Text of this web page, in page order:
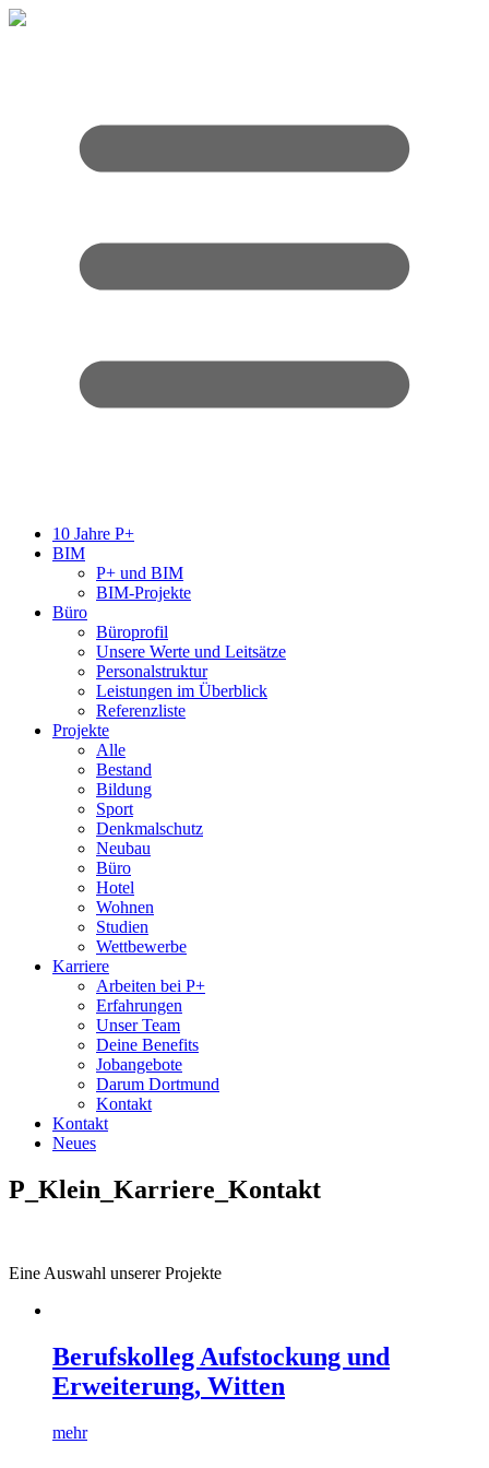
10 Jahre P+
BIM
P+ und BIM
BIM-Projekte
Büro
Büroprofil
Unsere Werte und Leitsätze
Personalstruktur
Leistungen im Überblick
Referenzliste
Projekte
Alle
Bestand
Bildung
Sport
Denkmalschutz
Neubau
Büro
Hotel
Wohnen
Studien
Wettbewerbe
Karriere
Arbeiten bei P+
Erfahrungen
Unser Team
Deine Benefits
Jobangebote
Darum Dortmund
Kontakt
Kontakt
Neues
P_Klein_Karriere_Kontakt
Eine Auswahl unserer Projekte
Berufskolleg Aufstockung und
Erweiterung, Witten
mehr